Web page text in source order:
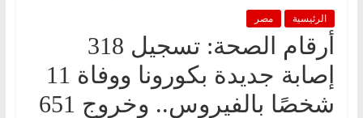
الرئيسية مصر
أرقام الصحة: تسجيل 318
إصابة جديدة بكورونا ووفاة 11
شخصًا بالفيروس.. وخروج 651